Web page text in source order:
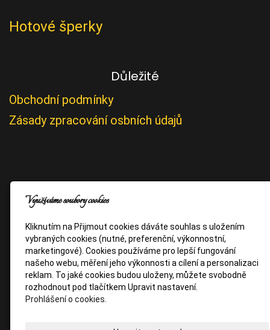
Hotové šperky
Důležité
Obchodní podmínky
Zásady zpracování osbních údajů
Využíváme soubory cookies
Kliknutím na Přijmout cookies dáváte souhlas s uložením
vybraných cookies (nutné, preferenční, výkonnostní,
marketingové). Cookies používáme pro lepší fungování
našeho webu, měření jeho výkonnosti a cílení a personalizaci
reklam. To jaké cookies budou uloženy, můžete svobodně
rozhodnout pod tlačítkem Upravit nastavení.
Prohlášení o cookies.